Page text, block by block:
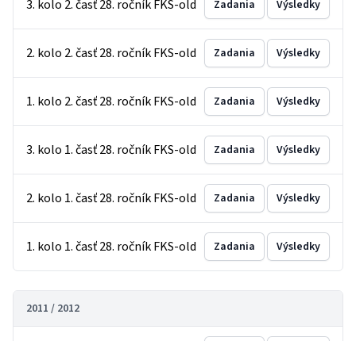
3. kolo 2. časť 28. ročník FKS-old Zadania Výsledky
2. kolo 2. časť 28. ročník FKS-old Zadania Výsledky
1. kolo 2. časť 28. ročník FKS-old Zadania Výsledky
3. kolo 1. časť 28. ročník FKS-old Zadania Výsledky
2. kolo 1. časť 28. ročník FKS-old Zadania Výsledky
1. kolo 1. časť 28. ročník FKS-old Zadania Výsledky
2011 / 2012